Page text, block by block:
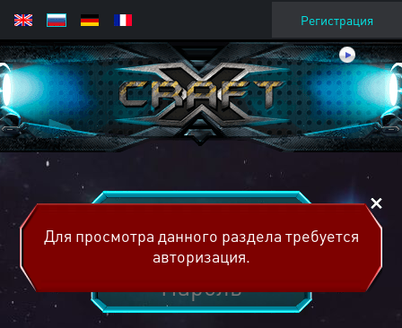
Регистрация
Для просмотра данного раздела требуется
авторизация.